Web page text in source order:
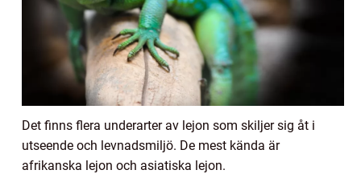
Det finns flera underarter av lejon som skiljer sig åt i
utseende och levnadsmiljö. De mest kända är
afrikanska lejon och asiatiska lejon.